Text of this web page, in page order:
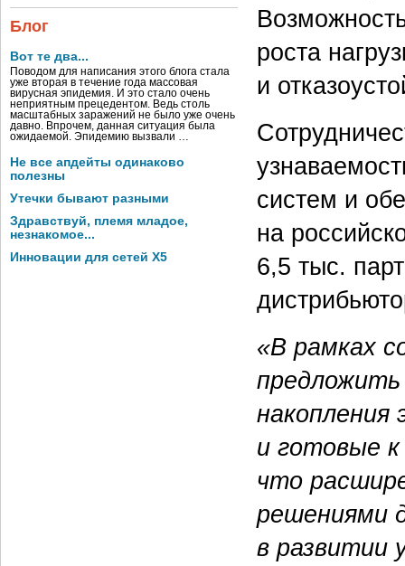
Блог
Вот те два...
Поводом для написания этого блога стала
уже вторая в течение года массовая
вирусная эпидемия. И это стало очень
неприятным прецедентом. Ведь столь
масштабных заражений не было уже очень
давно. Впрочем, данная ситуация была
ожидаемой. Эпидемию вызвали …
Не все апдейты одинаково
полезны
Утечки бывают разными
Здравствуй, племя младое,
незнакомое...
Инновации для сетей X5
роста
и
систем и
на
6,5 тыс.
«В рамках
накопления
и готовые
что
решениями
в развитии